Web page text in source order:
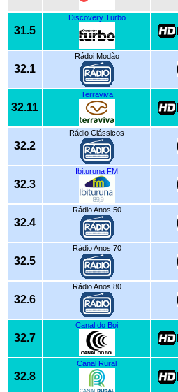
31.5
Discovery Turbo
32.1
Rádoi Modão
32.11
Terraviva
32.2
Rádio Clássicos
32.3
Ibituruna FM
32.4
Rádio Anos 50
32.5
Rádio Anos 70
32.6
Rádio Anos 80
32.7
Canal do Boi
32.8
Canal Rural